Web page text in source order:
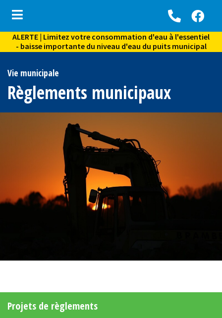
(Vie municipale )
(Environnement )
(Activités, loisirs et vie communautaire )
ALERTE | Limitez votre consommation d'eau à l'essentiel
- baisse importante du niveau d'eau du puits municipal
Vie municipale
Règlements municipaux
Projets de règlements